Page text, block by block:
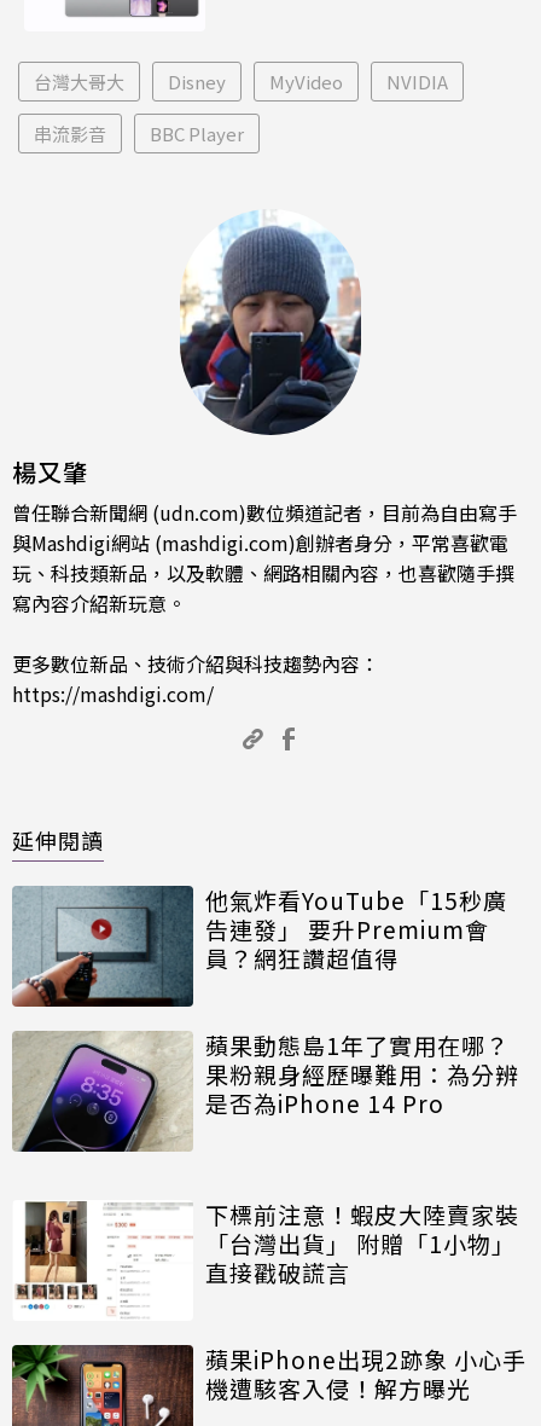
台灣大哥大 Disney MyVideo NVIDIA
串流影音 BBC Player
楊又肇
曾任聯合新聞網 (udn.com)數位頻道記者，目前為自由寫手
與Mashdigi網站 (mashdigi.com)創辦者身分，平常喜歡電
玩、科技類新品，以及軟體、網路相關內容，也喜歡隨手撰
寫內容介紹新玩意。
更多數位新品、技術介紹與科技趨勢內容：
https://mashdigi.com/
延伸閱讀
他氣炸看YouTube「15秒廣
告連發」 要升Premium會
員？網狂讚超值得
蘋果動態島1年了實用在哪？
果粉親身經歷曝難用：為分辨
是否為iPhone 14 Pro
下標前注意！蝦皮大陸賣家裝
「台灣出貨」 附贈「1小物」
直接戳破謊言
蘋果iPhone出現2跡象 小心手
機遭駭客入侵！解方曝光